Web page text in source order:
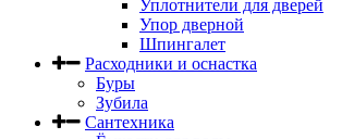
Уплотнители для дверей
Упор дверной
Шпингалет
Расходники и оснастка
Буры
Зубила
Сантехника